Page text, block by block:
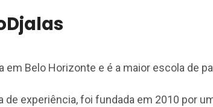
em Belo Horizonte e é a maior escola de
de experiência, foi fundada em 2010 por